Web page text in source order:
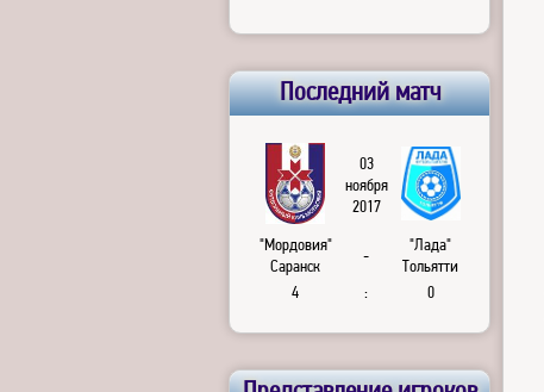
Последний матч
03
ноября
2017
"Мордовия"
Саранск
-
"Лада"
Тольятти
4
: 0